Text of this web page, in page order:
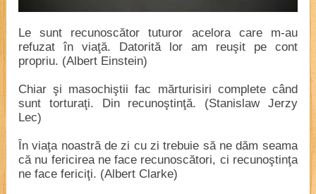
Le sunt recunoscător tuturor acelora care m-au
refuzat în viaţă. Datorită lor am reuşit pe cont
propriu. (Albert Einstein)
Chiar şi masochiştii fac mărturisiri complete când
sunt torturaţi. Din recunoştinţă. (Stanislaw Jerzy
Lec)
În viaţa noastră de zi cu zi trebuie să ne dăm seama
că nu fericirea ne face recunoscători, ci recunoştinţa
ne face fericiţi. (Albert Clarke)